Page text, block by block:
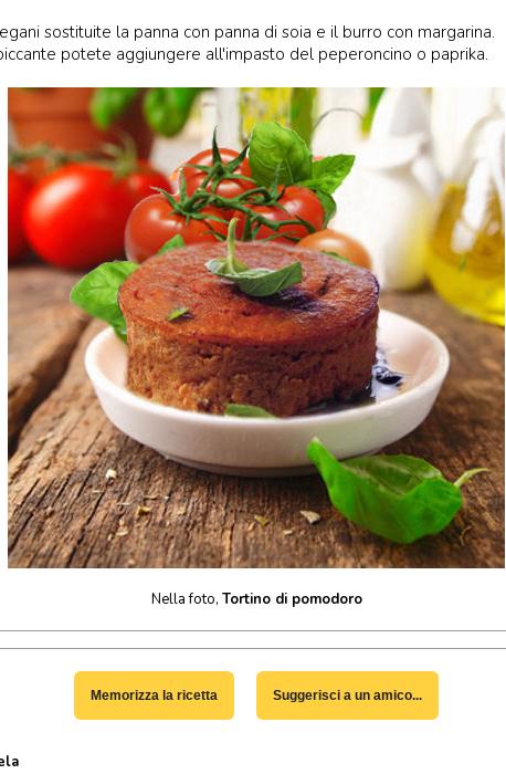
sostituite la panna con panna di soia e il burro con margarina.
potete aggiungere all'impasto del peperoncino o paprika.
Nella foto, Tortino di pomodoro
Memorizza la ricetta Suggerisci a un amico...